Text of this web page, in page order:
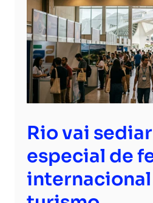
Rio vai
especial de